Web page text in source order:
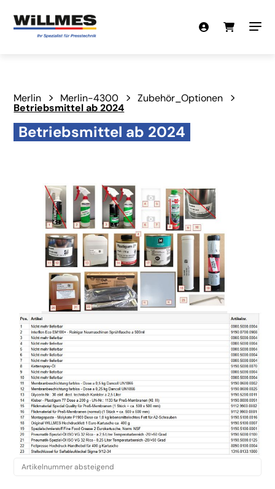
Merlin Merlin-4300 Zubehör_Optionen
Betriebsmittel ab 2024
Betriebsmittel ab 2024